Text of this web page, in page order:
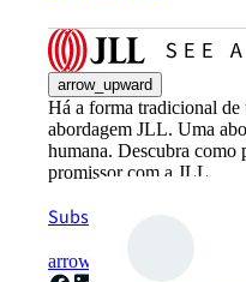
arrow_upward
Há a forma tradicional de
abordagem JLL. Uma
humana. Descubra como
promissor com a JLL.
Subscreva agora
arrow_forward